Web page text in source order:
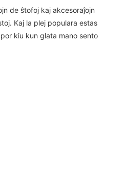
de ŝtofoj kaj akcesoraĵojn
Kaj la plej populara estas
kiu kun glata mano sento